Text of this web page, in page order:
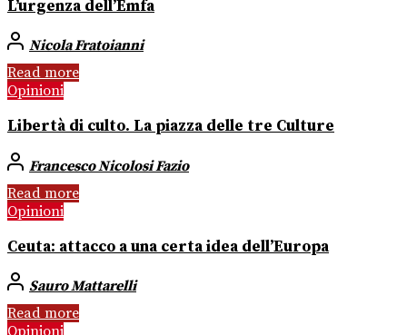
L’urgenza dell’Emfa
Nicola Fratoianni
Read more
Opinioni
Libertà di culto. La piazza delle tre Culture
Francesco Nicolosi Fazio
Read more
Opinioni
Ceuta: attacco a una certa idea dell’Europa
Sauro Mattarelli
Read more